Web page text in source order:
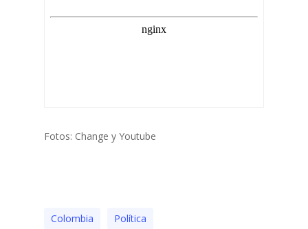
Fotos: Change y Youtube
Colombia Polí­tica